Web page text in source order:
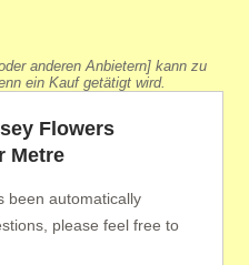
anderen Anbietern] kann zu
ein Kauf getätigt wird.
Flowers
Metre
been automatically
please feel free to